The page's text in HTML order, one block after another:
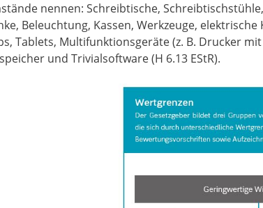
nennen: Schreibtische,
Beleuchtung, Kassen, Werkzeuge,
Tablets, Multifunktionsgeräte (z. B. Drucker
und Trivialsoftware (H 6.13 EStR).